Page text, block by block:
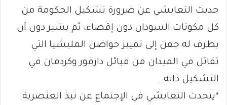
حديث التعايشي عن ضرورة تشكيل الحكومة من
كل مكونات السودان دون إقصاء، ثم يشير دون أن
يطرف له جفن إلى تمييز حواضن المليشيا التي
تقاتل في الميدان من قبائل دارفور وكردفان في
التشكيل ذاته .
*يتحدث التعايشي في الإجتماع عن نبذ العنصرية